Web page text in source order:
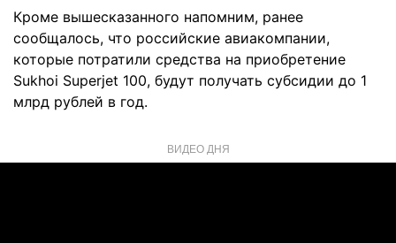
Кроме вышесказанного напомним, ранее
сообщалось, что российские авиакомпании,
которые потратили средства на приобретение
Sukhoi Superjet 100, будут получать субсидии до 1
млрд рублей в год.
ВИДЕО ДНЯ